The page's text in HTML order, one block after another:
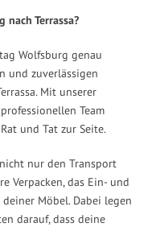
Terrassa?
Wolfsburg genau
und zuverlässigen
Mit unserer
Team
und Tat zur Seite.
nur den Transport
Verpacken, das Ein- und
Möbel. Dabei legen
darauf, dass deine